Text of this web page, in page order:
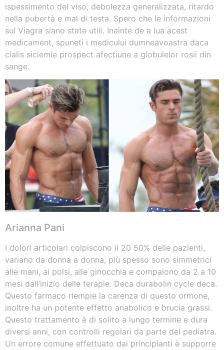
ispessimento del viso, debolezza generalizzata, ritardo
nella pubertà e mal di testa. Spero che le informazioni
sul Viagra siano state utili. Inainte de a lua acest
medicament, spuneti i medicului dumneavoastra daca
cialis siclemie prospect afectiune a globulelor rosii din
sange.
Arianna Pani
I dolori articolari colpiscono il 20 50% delle pazienti,
variano da donna a donna, più spesso sono simmetrici
alle mani, ai polsi, alle ginocchia e compaiono da 2 a 10
mesi dall’inizio delle terapie. Deca durabolin cycle deca.
Questo farmaco riempie la carenza di questo ormone,
inoltre ha un potente effetto anabolico e brucia grassi.
Questo trattamento è di solito a lungo termine e dura
diversi anni, con controlli regolari da parte del pediatra.
Un errore comune effettuato dai principianti è supporre